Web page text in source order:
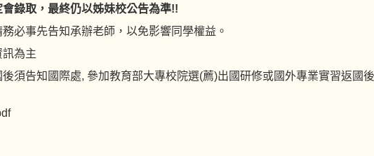
錄取，最終仍以姊妹校公告為準!!
必事先告知承辦老師，以免影響同學權益。
為主
須告知國際處, 參加教育部大專校院選(薦)出國研修或國外專業實習返國